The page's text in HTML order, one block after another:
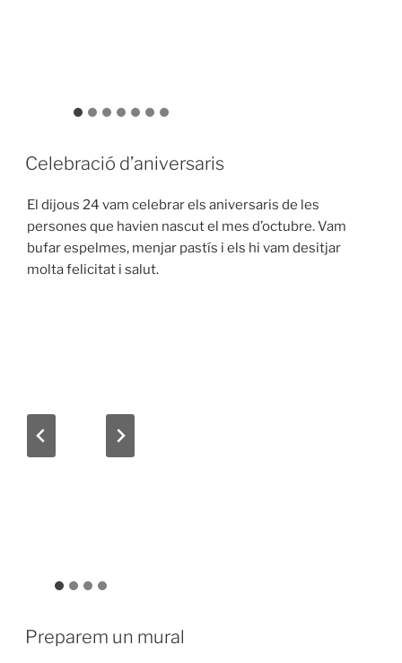
Celebració d’aniversaris
El dijous 24 vam celebrar els aniversaris de les
persones que havien nascut el mes d’octubre. Vam
bufar espelmes, menjar pastís i els hi vam desitjar
molta felicitat i salut.
Preparem un mural